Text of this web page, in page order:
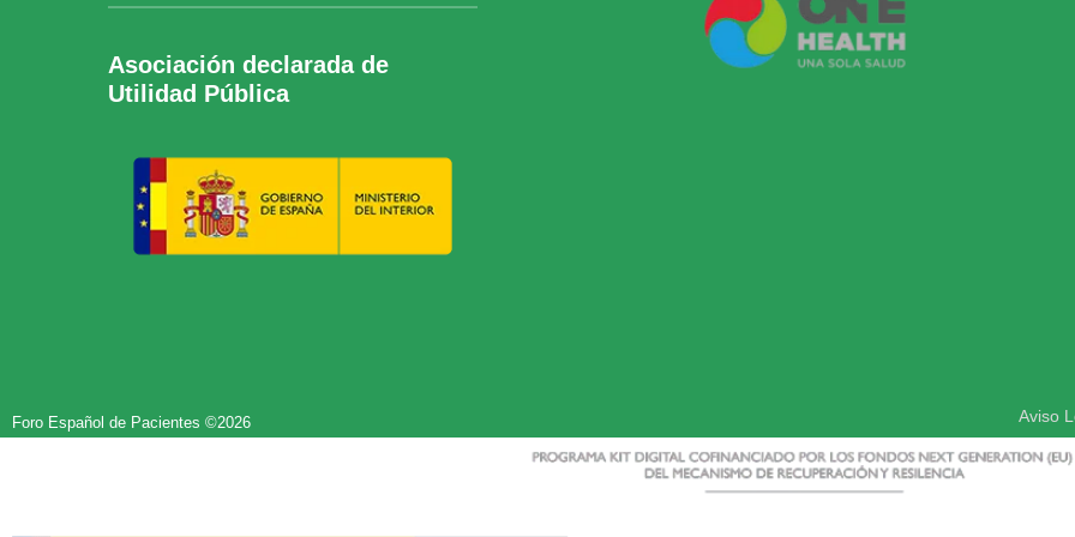
Asociación declarada de
Utilidad Pública
Foro Español de Pacientes ©2026 Aviso